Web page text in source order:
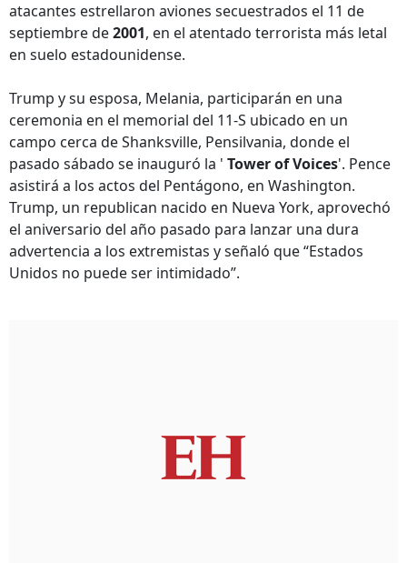
atacantes estrellaron aviones secuestrados el 11 de
septiembre de2001, en el atentado terrorista más letal
en suelo estadounidense.
Trump y su esposa, Melania, participarán en una
ceremonia en el memorial del 11-S ubicado en un
campo cerca de Shanksville, Pensilvania, donde el
pasado sábado se inauguró la ' Tower of Voices'. Pence
asistirá a los actos del Pentágono, en Washington.
Trump, un republican nacido en Nueva York, aprovechó
el aniversario del año pasado para lanzar una dura
advertencia a los extremistas y señaló que “Estados
Unidos no puede ser intimidado”.